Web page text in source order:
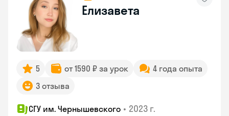
Елизавета
5 от 1590 ₽ за урок
4 года опыта
3 отзыва
СГУ им. Чернышевского • 2023 г.